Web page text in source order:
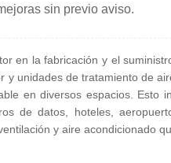
sin previo aviso.
en la fabricación y el
unidades de tratamiento de
en diversos espacios. Esto
de datos, hoteles,
y aire acondicionado